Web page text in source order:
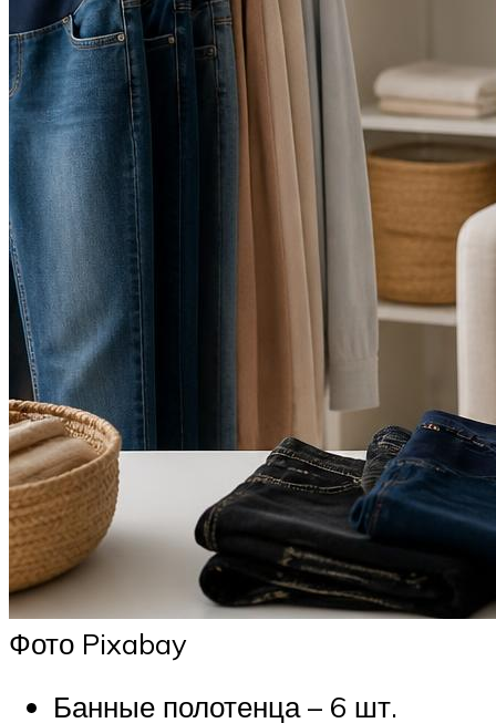
Фото Pixabay
Банные полотенца – 6 шт.